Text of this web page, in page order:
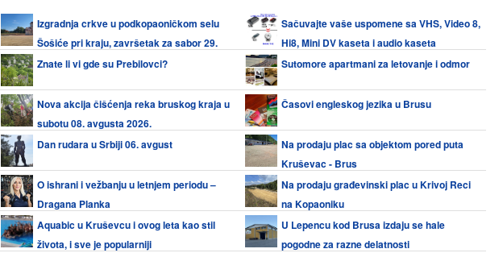
Izgradnja crkve u podkopaoničkom selu
Šošiće pri kraju, završetak za sabor 29.
avgustaZnate li vi gde su Prebilovci?
Nova akcija čišćenja reka bruskog kraja u
subotu 08. avgusta 2026.
Dan rudara u Srbiji 06. avgust
O ishrani i vežbanju u letnjem periodu –
Dragana Planka
Aquabic u Kruševcu i ovog leta kao stil
života, i sve je popularniji
Sačuvajte vaše uspomene sa VHS, Video 8,
Hi8, Mini DV kaseta i audio kaseta
Sutomore apartmani za letovanje i odmor
Časovi engleskog jezika u Brusu
Na prodaju plac sa objektom pored puta
Kruševac - Brus
Na prodaju građevinski plac u Krivoj Reci
na Kopaoniku
U Lepencu kod Brusa izdaju se hale
pogodne za razne delatnosti